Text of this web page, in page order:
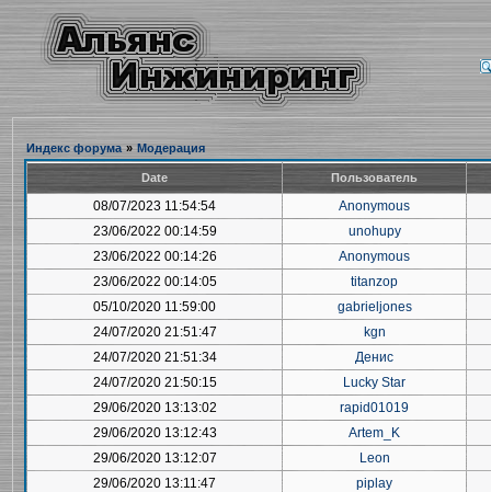
Индекс форума » Модерация
Date Пользователь
08/07/2023 11:54:54
Anonymous
23/06/2022 00:14:59
unohupy
23/06/2022 00:14:26
Anonymous
23/06/2022 00:14:05
titanzop
05/10/2020 11:59:00
gabrieljones
24/07/2020 21:51:47
kgn
24/07/2020 21:51:34
Денис
24/07/2020 21:50:15
Lucky Star
29/06/2020 13:13:02
rapid01019
29/06/2020 13:12:43
Artem_K
29/06/2020 13:12:07
Leon
29/06/2020 13:11:47
piplay